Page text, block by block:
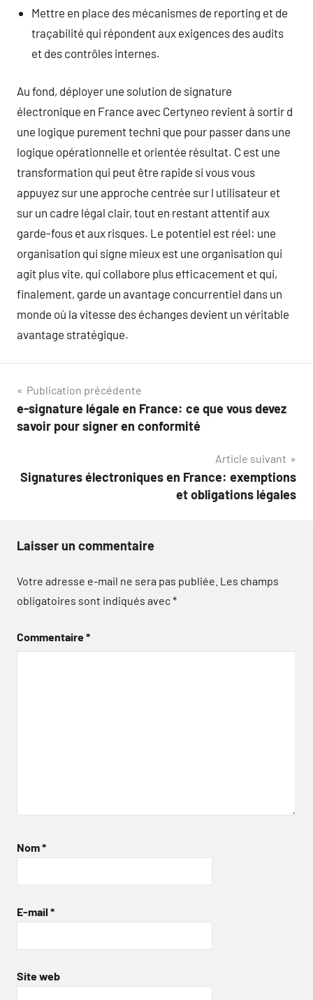
Mettre en place des mécanismes de reporting et de
traçabilité qui répondent aux exigences des audits
et des contrôles internes.
Au fond, déployer une solution de signature
électronique en France avec Certyneo revient à sortir d
une logique purement techni que pour passer dans une
logique opérationnelle et orientée résultat. C est une
transformation qui peut être rapide si vous vous
appuyez sur une approche centrée sur l utilisateur et
sur un cadre légal clair, tout en restant attentif aux
garde-fous et aux risques. Le potentiel est réel: une
organisation qui signe mieux est une organisation qui
agit plus vite, qui collabore plus efficacement et qui,
finalement, garde un avantage concurrentiel dans un
monde où la vitesse des échanges devient un véritable
avantage stratégique.
Navigation
de
Publication précédente
e-signature légale en France: ce que vous devez
savoir pour signer en conformité
Article suivant
Signatures électroniques en France: exemptions
et obligations légales
Laisser un commentaire
Votre adresse e-mail ne sera pas publiée. Les champs
obligatoires sont indiqués avec*
Commentaire*
Nom*
E-mail *
Site web